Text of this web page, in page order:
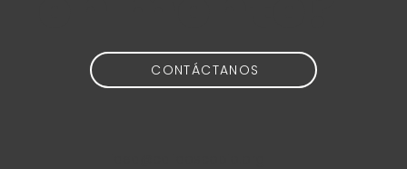
CONTÁCTANOS